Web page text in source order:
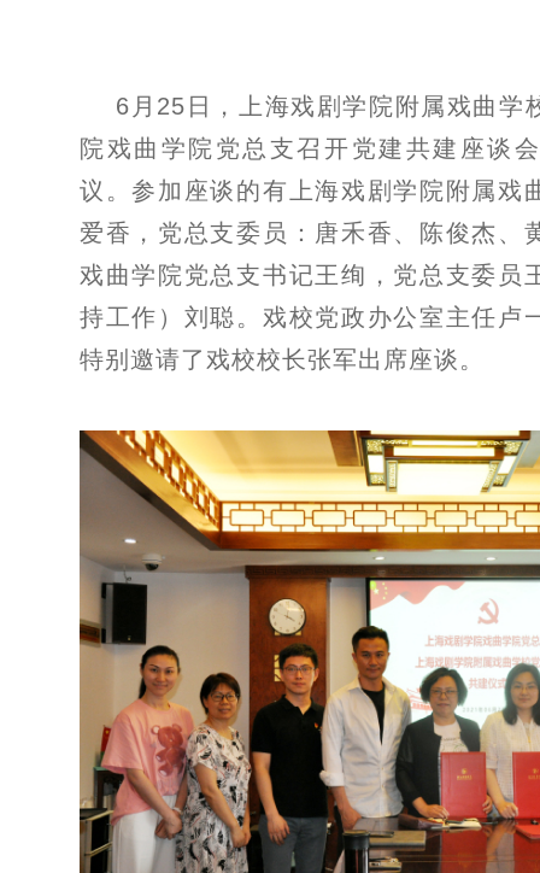
6月25日，上海戏剧学院附属戏曲学
院戏曲学院党总支召开党建共建座谈
议。参加座谈的有上海戏剧学院附属戏
爱香， 党总支委员：唐禾香、 陈俊杰、
戏曲学院党总支书记王绚，党总支委员
持工作）刘聪。 戏校党政办公室主任卢
特别邀请了戏校校长张军出席座谈。